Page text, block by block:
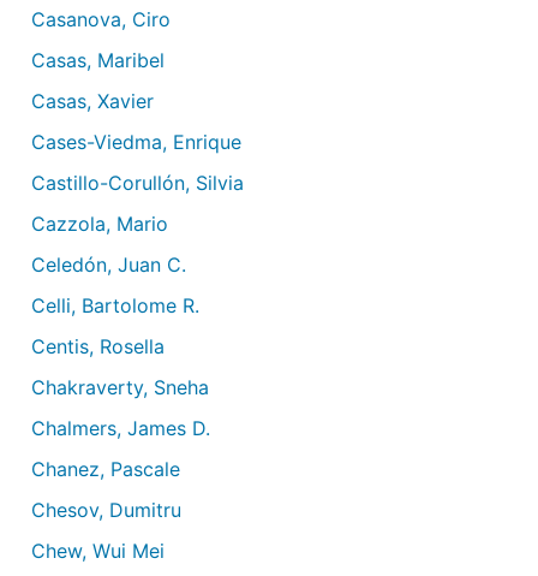
Casanova, Ciro
Casas, Maribel
Casas, Xavier
Cases-Viedma, Enrique
Castillo-Corullón, Silvia
Cazzola, Mario
Celedón, Juan C.
Celli, Bartolome R.
Centis, Rosella
Chakraverty, Sneha
Chalmers, James D.
Chanez, Pascale
Chesov, Dumitru
Chew, Wui Mei